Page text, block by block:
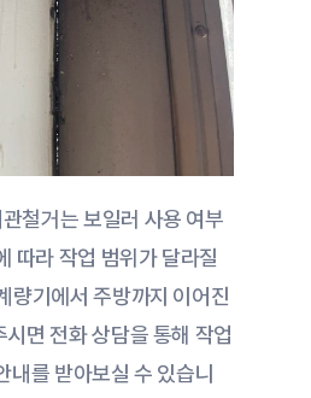
철거는 보일러 사용 여부
따라 작업 범위가 달라질
량기에서 주방까지 이어진
면 전화 상담을 통해 작업
내를 받아보실 수 있습니